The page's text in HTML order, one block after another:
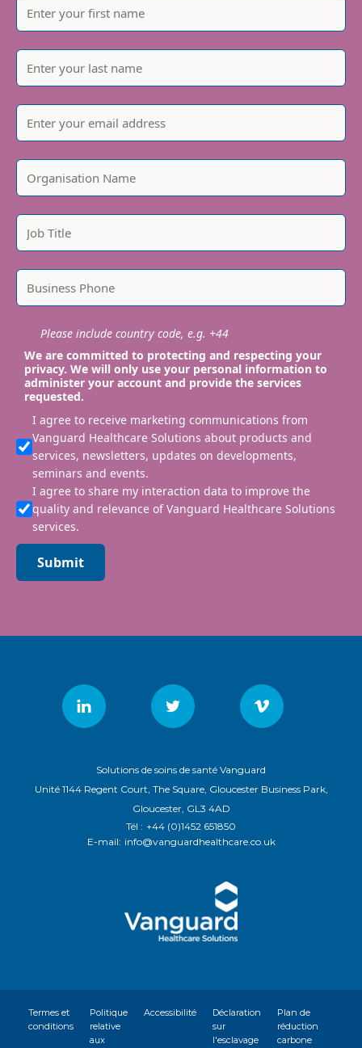
Please include country code, e.g. +44
We are committed to protecting and respecting your
privacy. We will only use your personal information to
administer your account and provide the services
requested.
I agree to receive marketing communications from
Vanguard Healthcare Solutions about products and
services, newsletters, updates on developments,
seminars and events.
I agree to share my interaction data to improve the
quality and relevance of Vanguard Healthcare Solutions
services.
Submit
Solutions de soins de santé Vanguard
Unité 1144 Regent Court, The Square, Gloucester Business Park,
Gloucester, GL3 4AD
Tél : +44 (0)1452 651850
E-mail: info@vanguardhealthcare.co.uk
Termes et
conditions
Politique
relative
aux
Accessibilité
Déclaration
sur
l'esclavage
Plan de
réduction
carbone